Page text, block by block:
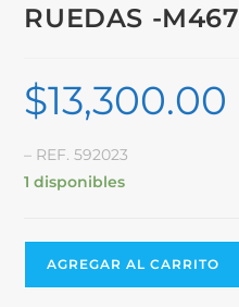
RUEDAS -M467
$13,300.00
– REF. 592023
1 disponibles
AGREGAR AL CARRITO